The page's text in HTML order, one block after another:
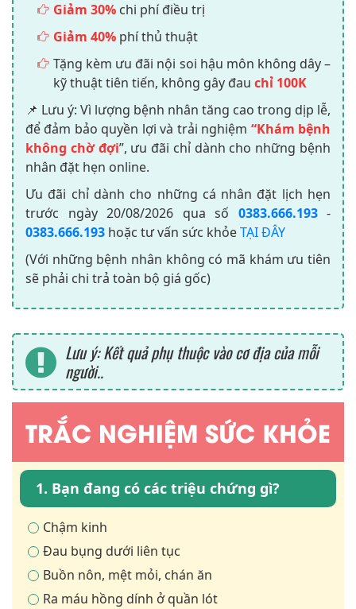
Giảm 30% chi phí điều trị
Giảm 40% phí thủ thuật
Tặng kèm ưu đãi nội soi hậu môn không dây –
kỹ thuật tiên tiến, không gây đau chỉ 100K
📌 Lưu ý: Vì lượng bệnh nhân tăng cao trong dịp lễ,
để đảm bảo quyền lợi và trải nghiệm “Khám bệnh
không chờ đợi”, ưu đãi chỉ dành cho những bệnh
nhân đặt hẹn online.
Ưu đãi chỉ dành cho những cá nhân đặt lịch hẹn
trước ngày 20/08/2026 qua số 0383.666.193-
0383.666.193 hoặc tư vấn sức khỏeTẠI ĐÂY
(Với những bệnh nhân không có mã khám ưu tiên
sẽ phải chi trả toàn bộ giá gốc)
Lưu ý: Kết quả phụ thuộc vào cơ địa của mỗi
người..
TRẮC NGHIỆM SỨC KHỎE
1. Bạn đang có các triệu chứng gì?
Chậm kinh
Đau bụng dưới liên tục
Buồn nôn, mệt mỏi, chán ăn
Ra máu hồng dính ở quần lót